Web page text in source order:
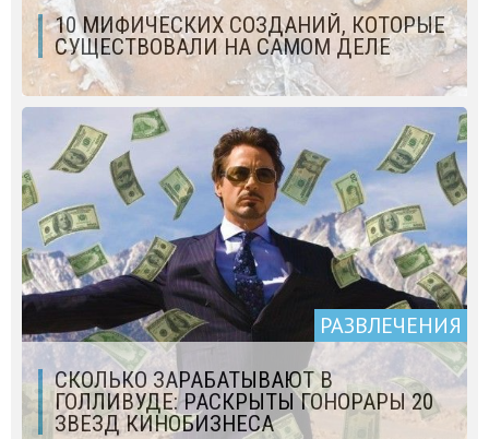
10 МИФИЧЕСКИХ СОЗДАНИЙ, КОТОРЫЕ
СУЩЕСТВОВАЛИ НА САМОМ ДЕЛЕ
РАЗВЛЕЧЕНИЯ
СКОЛЬКО ЗАРАБАТЫВАЮТ В
ГОЛЛИВУДЕ: РАСКРЫТЫ ГОНОРАРЫ 20
ЗВЕЗД КИНОБИЗНЕСА